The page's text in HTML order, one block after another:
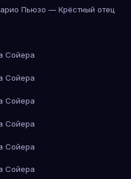
Пьюзо — Крёстный отец
Сойера
Сойера
Сойера
Сойера
Сойера
Сойера